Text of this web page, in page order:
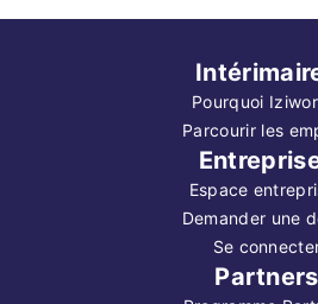
Pourquoi
Parcourir les
Espace
Demander une
Se
Partners